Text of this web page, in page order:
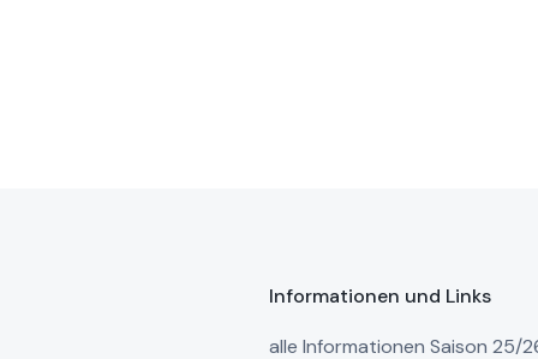
Informationen und Links
alle Informationen Saison 25/